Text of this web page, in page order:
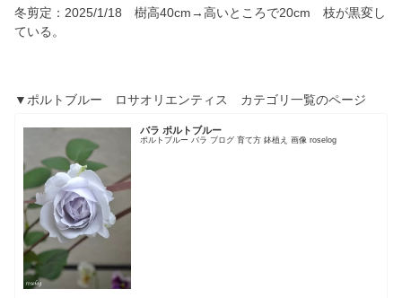
冬剪定：2025/1/18 樹高40cm→高いところで20cm 枝が黒変し
ている。
▼ポルトブルー ロサオリエンティス カテゴリ一覧のページ
バラ ポルトブルー
ポルトブルー バラ ブログ 育て方 鉢植え 画像 roselog